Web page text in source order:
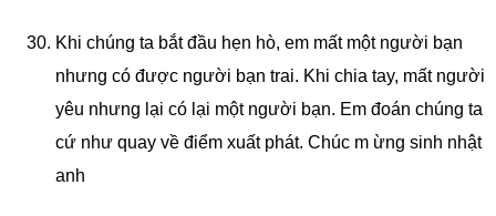
Khi chúng ta bắt đầu hẹn hò, em mất một người bạn
nhưng có được người bạn trai. Khi chia tay, mất người
yêu nhưng lại có lại một người bạn. Em đoán chúng ta
cứ như quay về điểm xuất phát. Chúc m ừng sinh nhật
anh